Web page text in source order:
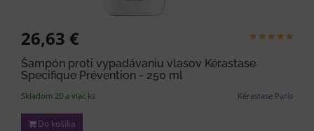
26,63 €
Šampón proti vypadávaniu vlasov Kérastase
Specifique Prévention - 250 ml
Kérastase Paris
Skladom 20 a viac ks
Do košíka